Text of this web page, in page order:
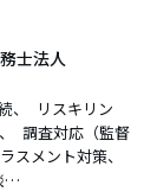
士法人
リスキリン
調査対応（監督
スメント対策
…